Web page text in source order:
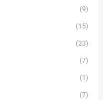
(9)
(15)
(23)
(7)
(1)
(7)